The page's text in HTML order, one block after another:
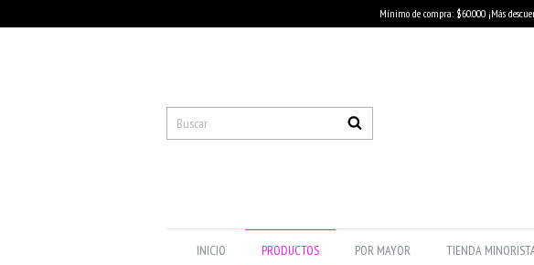
Mínimo de compra: $60.000 ¡Más
INICIO PRODUCTOS POR MAYOR TIENDA